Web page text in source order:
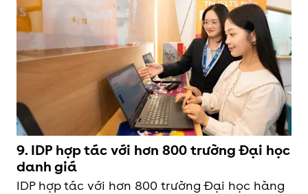
9. IDP hợp tác với hơn 800 trường Đại học
danh giá
IDP hợp tác với hơn 800 trường Đại học hàng